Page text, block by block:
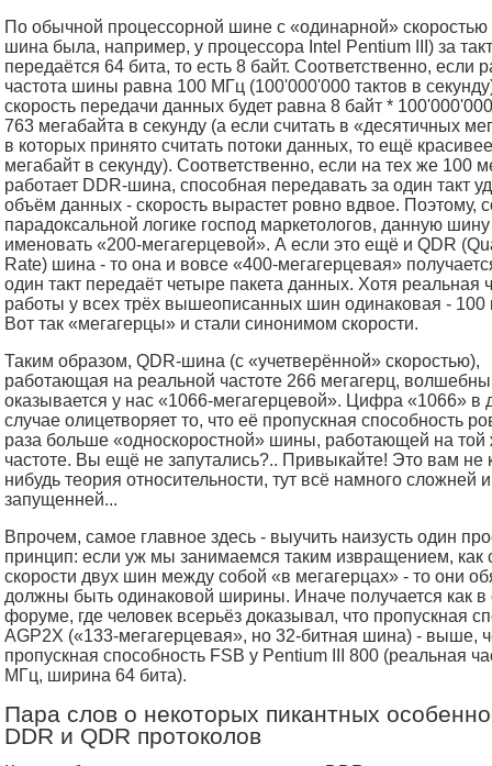
По обычной процессорной шине с «одинарной» скоростью
шина была, например, у процессора Intel Pentium III) за такт
передаётся 64 бита, то есть 8 байт. Соответственно, если
частота шины равна 100 МГц (100'000'000 тактов в
скорость передачи данных будет равна 8 байт *
763 мегабайта в секунду (а если считать в «десятичных
в которых принято считать потоки данных, то ещё
мегабайт в секунду). Соответственно, если на тех же 100
работает DDR-шина, способная передавать за один такт
объём данных - скорость вырастет ровно вдвое. Поэтому,
парадоксальной логике господ маркетологов, данную шину
именовать «200-мегагерцевой». А если это ещё и QDR
Rate) шина - то она и вовсе «400-мегагерцевая»
один такт передаёт четыре пакета данных. Хотя реальная
работы у всех трёх вышеописанных шин одинаковая - 100
Вот так «мегагерцы» и стали синонимом скорости.
Таким образом, QDR-шина (с «учетверённой» скоростью),
работающая на реальной частоте 266 мегагерц,
оказывается у нас «1066-мегагерцевой». Цифра «1066» в
случае олицетворяет то, что её пропускная способность
раза больше «односкоростной» шины, работающей на той
частоте. Вы ещё не запутались?.. Привыкайте! Это вам не
нибудь теория относительности, тут всё намного сложней и
запущенней...
Впрочем, самое главное здесь - выучить наизусть один
принцип: если уж мы занимаемся таким извращением, как
скорости двух шин между собой «в мегагерцах» - то они
должны быть одинаковой ширины. Иначе получается как
форуме, где человек всерьёз доказывал, что пропускная
AGP2X («133-мегагерцевая», но 32-битная шина) - выше,
пропускная способность FSB у Pentium III 800 (реальная
МГц, ширина 64 бита).
Пара слов о некоторых пикантных
DDR и QDR протоколов